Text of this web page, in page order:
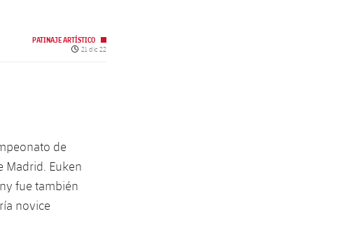
PATINAJE ARTÍSTICO
Fecha de publicación
21 dic 22
de
Madrid. Euken
fue también
novice